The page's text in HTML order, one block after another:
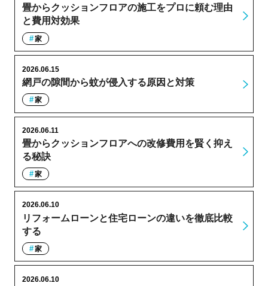
畳からクッションフロアの施工をプロに頼む理由
と費用対効果
家
網戸の隙間から蚊が侵入する原因と対策
2026.06.15
家
畳からクッションフロアへの改修費用を賢く抑え
る秘訣
2026.06.11
家
リフォームローンと住宅ローンの違いを徹底比較
する
2026.06.10
家
2026.06.10